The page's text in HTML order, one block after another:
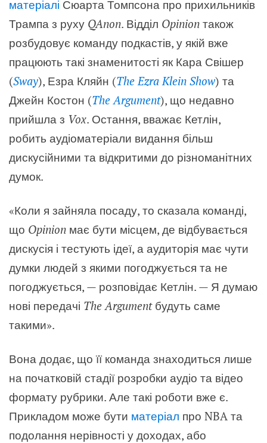
матеріалі Сюарта Томпсона про прихильників
Трампа з руху QAnon. Відділ Opinion також
розбудовує команду подкастів, у якій вже
працюють такі знаменитості як Кара Свішер
(Sway), Езра Кляйн (The Ezra Klein Show) та
Джейн Костон (The Argument), що недавно
прийшла з Vox. Остання, вважає Кетлін,
робить аудіоматеріали видання більш
дискусійними та відкритими до різноманітних
думок.
«Коли я зайняла посаду, то сказала команді,
що Opinion має бути місцем, де відбувається
дискусія і тестують ідеї, а аудиторія має чути
думки людей з якими погоджується та не
погоджується, — розповідає Кетлін. — Я думаю
нові передачі The Argument будуть саме
такими».
Вона додає, що її команда знаходиться лише
на початковій стадії розробки аудіо та відео
формату рубрики. Але такі роботи вже є.
Прикладом може бути матеріал про NBA та
подолання нерівності у доходах, або